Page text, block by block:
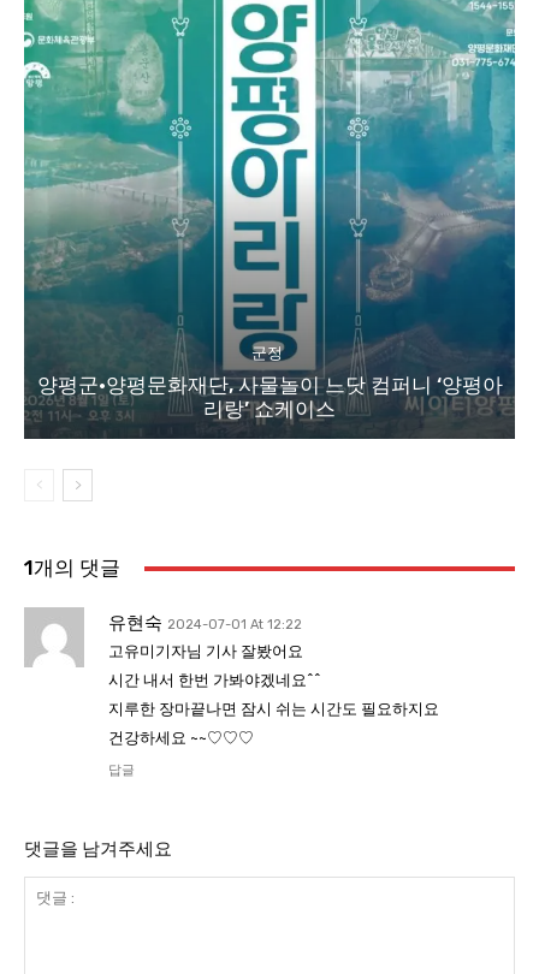
군정
양평군·양평문화재단, 사물놀이 느닷 컴퍼니 ‘양평아
리랑’ 쇼케이스
1개의 댓글
유현숙 2024-07-01 At 12:22
고유미기자님 기사 잘봤어요
시간 내서 한번 가봐야겠네요^^
지루한 장마끝나면 잠시 쉬는 시간도 필요하지요
건강하세요 ~~♡♡♡
답글
댓글을 남겨주세요